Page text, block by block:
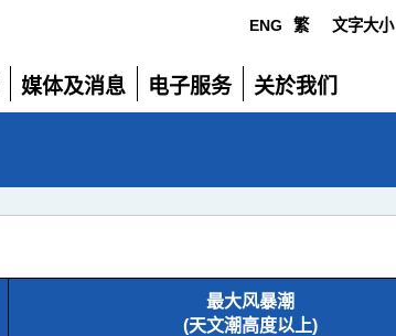
ENG 繁 文字大小
媒体及消息
展
电子服务
展
关於我们
展
最大风暴潮
(天文潮高度以上)